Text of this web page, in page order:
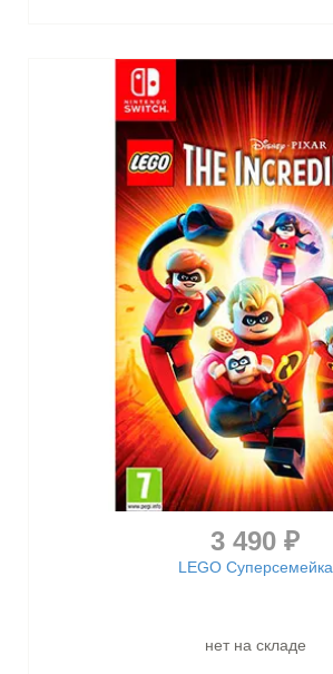
3 490 ₽
LEGO Суперсемейка
нет на складе